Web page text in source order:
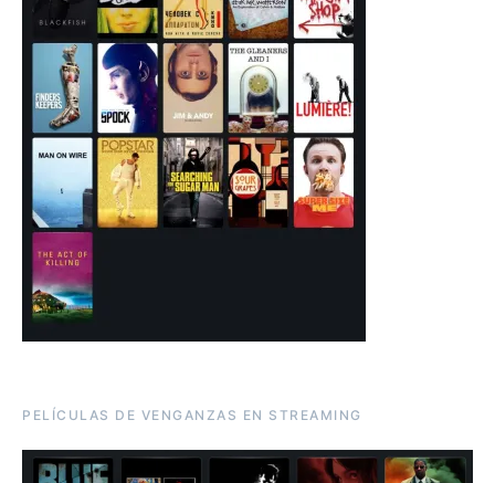
PELÍCULAS DE VENGANZAS EN STREAMING